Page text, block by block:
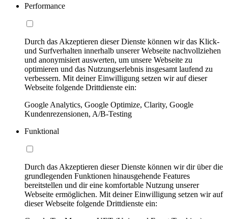
Performance
Durch das Akzeptieren dieser Dienste können wir das Klick-
und Surfverhalten innerhalb unserer Webseite nachvollziehen
und anonymisiert auswerten, um unsere Webseite zu
optimieren und das Nutzungserlebnis insgesamt laufend zu
verbessern. Mit deiner Einwilligung setzen wir auf dieser
Webseite folgende Drittdienste ein:
Google Analytics, Google Optimize, Clarity, Google
Kundenrezensionen, A/B-Testing
Funktional
Durch das Akzeptieren dieser Dienste können wir dir über die
grundlegenden Funktionen hinausgehende Features
bereitstellen und dir eine komfortable Nutzung unserer
Webseite ermöglichen. Mit deiner Einwilligung setzen wir auf
dieser Webseite folgende Drittdienste ein: